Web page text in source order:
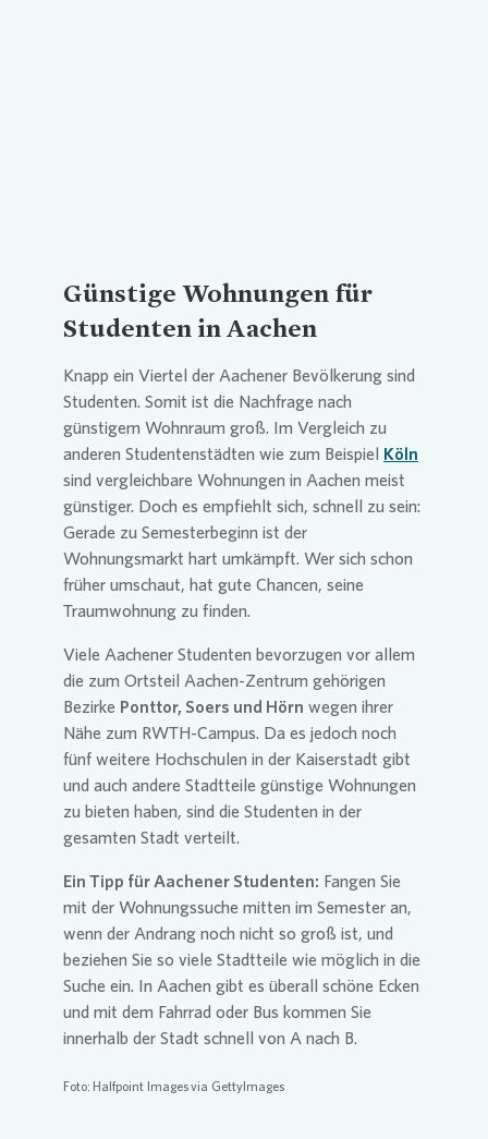
Günstige Wohnungen für
Studenten in Aachen
Knapp ein Viertel der Aachener Bevölkerung sind
Studenten. Somit ist die Nachfrage nach
günstigem Wohnraum groß. Im Vergleich zu
anderen Studentenstädten wie zum Beispiel Köln
sind vergleichbare Wohnungen in Aachen meist
günstiger. Doch es empfiehlt sich, schnell zu sein:
Gerade zu Semesterbeginn ist der
Wohnungsmarkt hart umkämpft. Wer sich schon
früher umschaut, hat gute Chancen, seine
Traumwohnung zu finden.
Viele Aachener Studenten bevorzugen vor allem
die zum Ortsteil Aachen-Zentrum gehörigen
Bezirke Ponttor, Soers und Hörn wegen ihrer
Nähe zum RWTH-Campus. Da es jedoch noch
fünf weitere Hochschulen in der Kaiserstadt gibt
und auch andere Stadtteile günstige Wohnungen
zu bieten haben, sind die Studenten in der
gesamten Stadt verteilt.
Ein Tipp für Aachener Studenten: Fangen Sie
mit der Wohnungssuche mitten im Semester an,
wenn der Andrang noch nicht so groß ist, und
beziehen Sie so viele Stadtteile wie möglich in die
Suche ein. In Aachen gibt es überall schöne Ecken
und mit dem Fahrrad oder Bus kommen Sie
innerhalb der Stadt schnell von A nach B.
Foto: Halfpoint Images via GettyImages